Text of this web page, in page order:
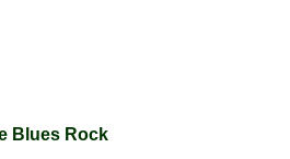
Blues Rock